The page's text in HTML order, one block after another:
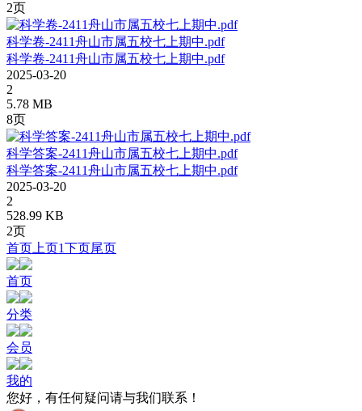
2页
科学卷-2411舟山市属五校七上期中.pdf
科学卷-2411舟山市属五校七上期中.pdf
2025-03-20
2
5.78 MB
8页
科学答案-2411舟山市属五校七上期中.pdf
科学答案-2411舟山市属五校七上期中.pdf
2025-03-20
2
528.99 KB
2页
首页 上页1下页尾页
首页
分类
会员
我的
您好，有任何疑问请与我们联系！